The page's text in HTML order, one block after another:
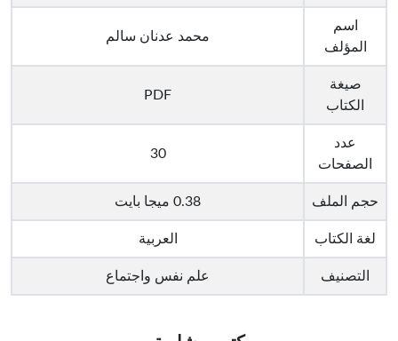
اسم
المؤلف
محمد عدنان سالم
صيغة
الكتاب
PDF
عدد
الصفحات
30
حجم الملف 0.38 ميجا بايت
لغة الكتاب العربية
التصنيف علم نفس واجتماع